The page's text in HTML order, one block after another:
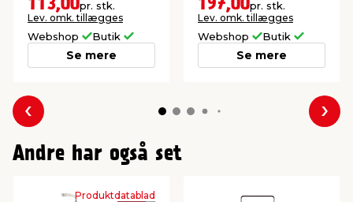
(RGB+TW).
113,00pr. stk.
Lev. omk. tillægges
Webshop Butik
Se mere
197,00pr. stk.
Lev. omk. tillægges
Webshop Butik
Se mere
Forrige
Andre har også set
Produktdatablad